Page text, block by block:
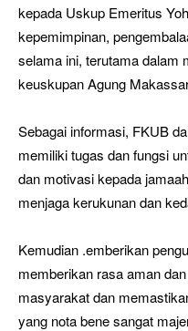
kepada Uskup Emeritus
kepemimpinan,
selama ini, terutama dalam
keuskupan Agung
Sebagai informasi, FKUB
memiliki tugas dan fungsi
dan motivasi kepada
menjaga kerukunan dan
Kemudian .emberikan
memberikan rasa aman
masyarakat dan
yang nota bene sangat